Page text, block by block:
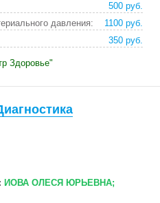
500 руб.
давления:
1100 руб.
350 руб.
Здоровье"
ИОВА ОЛЕСЯ ЮРЬЕВНА;